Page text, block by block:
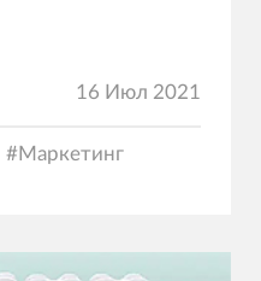
16 Июл 2021
#Маркетинг